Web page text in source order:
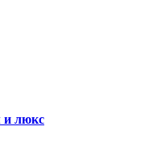
и люкс